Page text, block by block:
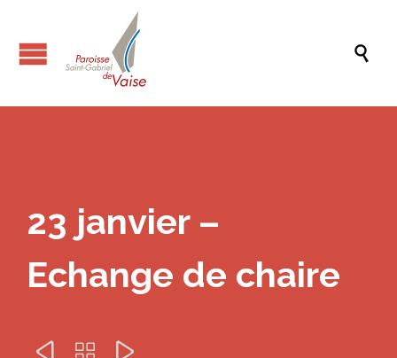

23 janvier –
Echange de chaire
  